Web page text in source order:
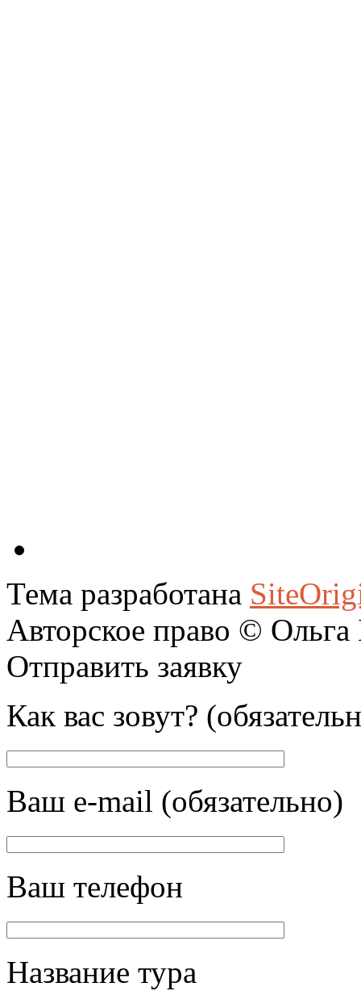
Тема разработана
Авторское право ©
Отправить заявку
Как вас зовут?
Ваш e-mail (обязательно)
Ваш телефон
Название тура